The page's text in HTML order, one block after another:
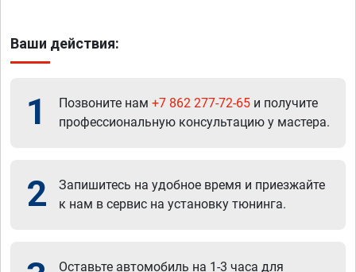
Ваши действия:
1 Позвоните нам +7 862 277-72-65 и получите
профессиональную консультацию у мастера.
2
Запишитесь на удобное время и приезжайте
к нам в сервис на установку тюнинга.
Оставьте автомобиль на 1-3 часа для